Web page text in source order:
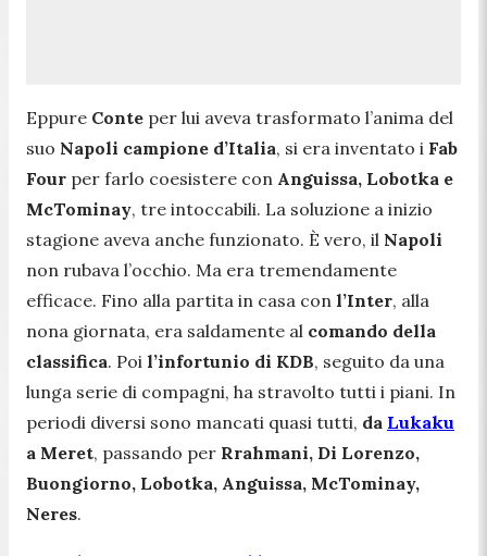
Eppure Conte per lui aveva trasformato l’anima del
suo Napoli campione d’Italia, si era inventato i Fab
Four per farlo coesistere con Anguissa, Lobotka e
McTominay, tre intoccabili. La soluzione a inizio
stagione aveva anche funzionato. È vero, il Napoli
non rubava l’occhio. Ma era tremendamente
efficace. Fino alla partita in casa con l’Inter, alla
nona giornata, era saldamente al comando della
classifica. Poi l’infortunio di KDB, seguito da una
lunga serie di compagni, ha stravolto tutti i piani. In
periodi diversi sono mancati quasi tutti, da Lukaku
a Meret, passando per Rrahmani, Di Lorenzo,
Buongiorno, Lobotka, Anguissa, McTominay,
Neres.